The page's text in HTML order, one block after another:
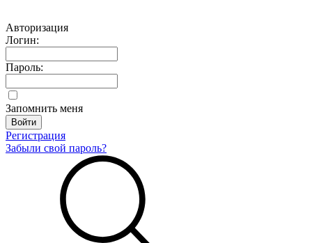
Авторизация
Логин:
Пароль:
Запомнить меня
Регистрация
Забыли свой пароль?